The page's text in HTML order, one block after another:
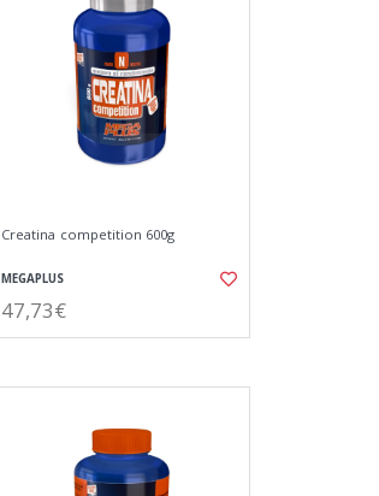
Creatina competition 600g
MEGAPLUS
47,73€